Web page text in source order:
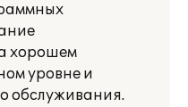
хорошем
уровне и
обслуживания.